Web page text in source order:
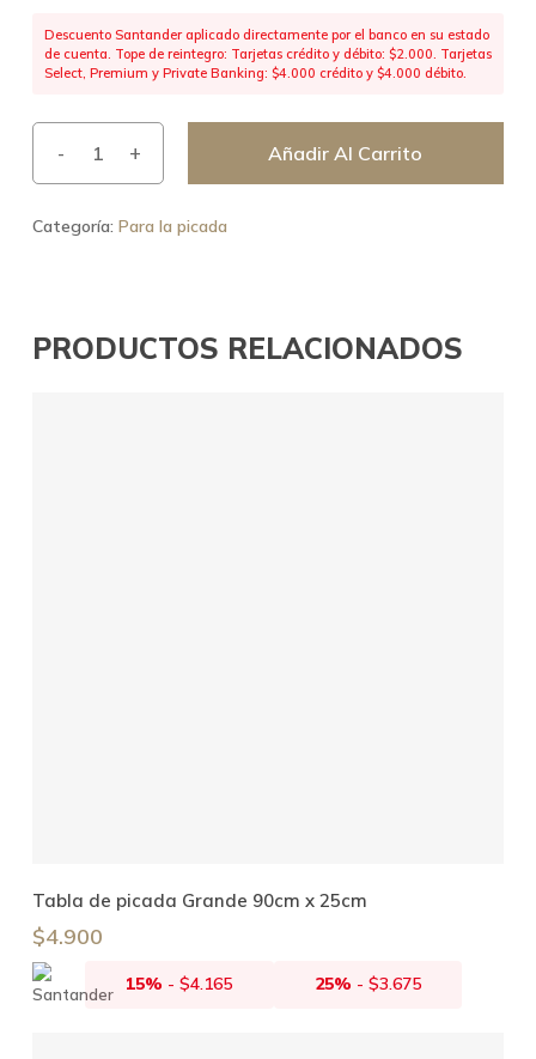
Descuento Santander aplicado directamente por el banco en su estado
de cuenta. Tope de reintegro: Tarjetas crédito y débito: $2.000. Tarjetas
Select, Premium y Private Banking: $4.000 crédito y $4.000 débito.
Añadir Al Carrito
Categoría: Para la picada
PRODUCTOS RELACIONADOS
Añadir Al Carrito
Tabla de picada Grande 90cm x 25cm
$4.900
15% -$4.165 25% - $3.675